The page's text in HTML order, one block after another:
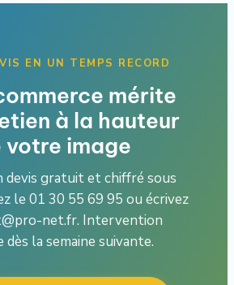
EN UN TEMPS RECORD
mérite
à la hauteur
votre image
devis gratuit et chiffré sous
le 01 30 55 69 95 ou écrivez
net.fr. Intervention
dès la semaine suivante.